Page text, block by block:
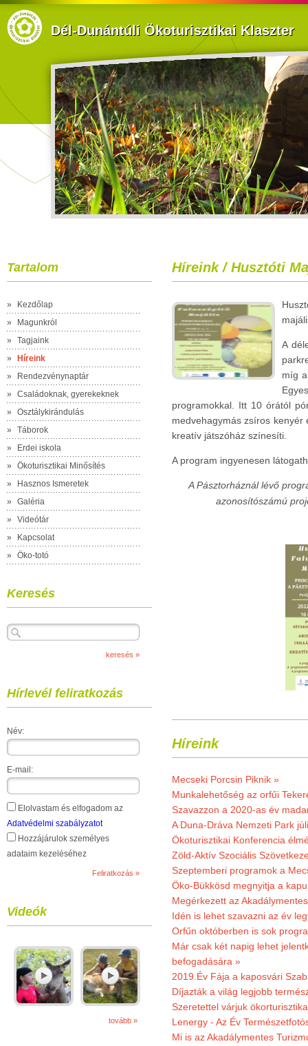
Dél-Dunántúli Ökoturisztikai Klaszter
Tartalom
»
Kezdőlap
»
Magunkról
»
Tagjaink
»
Híreink
»
Rendezvénynaptár
»
Családoknak, gyerekeknek
»
Osztálykirándulás
»
Táborok
»
Erdei iskola
»
Ökoturisztikai Minősítés
»
Hasznos Ismeretek
»
Galéria
»
Videótár
»
Kapcsolat
»
Öko-totó
Keresés
Hírlevél feliratkozás
Név:
E-mail:
Elolvastam és elfogadom az
Adatvédelmi szabályzatot
Hozzájárulok személyes
adataim kezeléséhez
Videók
tovább »
Híreink / Husztóti
A
míg
programokkal. Itt 10 órától
medvehagymás zsíros
kreatív játszóház színesíti.
A program ingyenesen
A Pásztorháznál lévő
azonosítószámú
Híreink
Mecseki Porcsin Piknik »
Munkalehetőség az orfűi
Szavazzon a 2020-as év
A Duna-Dráva Nemzeti Park
Ökoturisztikai Konferencia
Zöld-Aktív Szociális
Szeptemberi programok a
Öko-Bükkösd megnyitja a
Megérkezett az
Idén is lehet szavazni az év
Orfűn októberben is sok
Már csak két napig lehet
befogadására »
2019.Év Fája a kaposvári
Díjazták a világ legjobb
Szeretettel várjuk
Lenergy - Az Év
Mi is az Akadálymentes